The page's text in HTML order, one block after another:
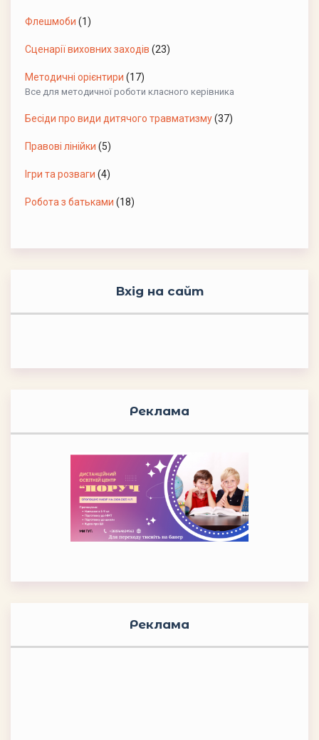
Флешмоби (1)
Сценарії виховних заходів (23)
Методичні орієнтири (17)
Все для методичної роботи класного керівника
Бесіди про види дитячого травматизму(37)
Правові лінійки (5)
Ігри та розваги (4)
Робота з батьками (18)
Вхід на сайт
Реклама
Реклама